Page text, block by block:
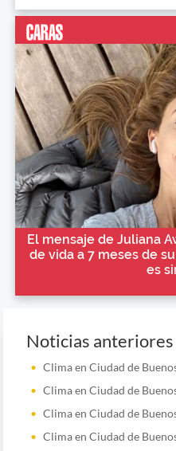
El mensaje de Juliana
de vida a 7 meses de
es
Noticias
Clima en Ciudad de
Clima en Ciudad de
Clima en Ciudad de
Clima en Ciudad de